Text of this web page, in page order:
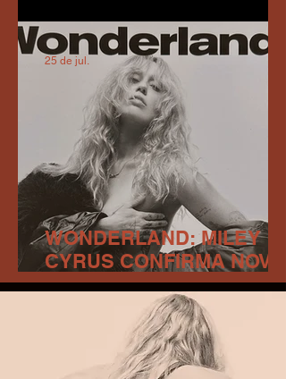
WONDERLAND: MILEY
CYRUS CONFIRMA NOVO
ÁLBUM PARA ESTE ANO,
25 de jul.